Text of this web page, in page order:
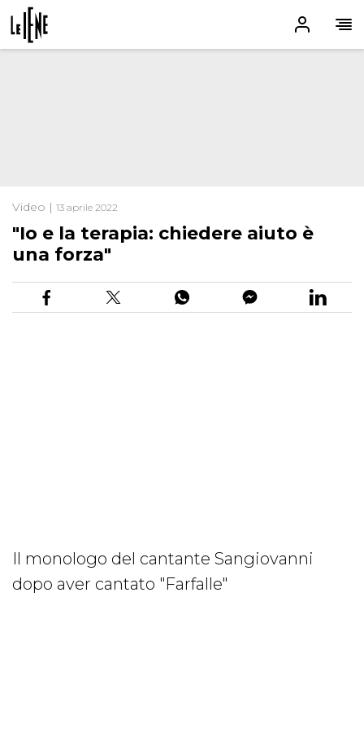
Video | 13 aprile 2022
"Io e la terapia: chiedere aiuto è
una forza"
Il monologo del cantante Sangiovanni
dopo aver cantato "Farfalle"